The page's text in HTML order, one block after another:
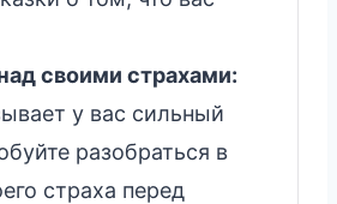
своими страхами:
у вас сильный
разобраться в
страха перед